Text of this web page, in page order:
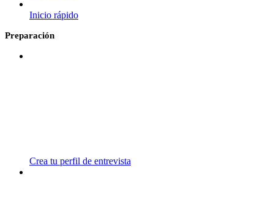
Inicio rápido
Preparación
Crea tu perfil de entrevista